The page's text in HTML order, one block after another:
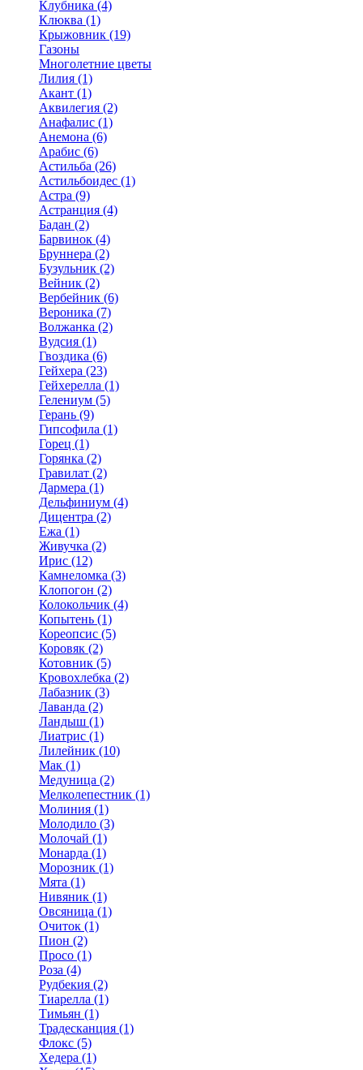
Клубника (4)
Клюква (1)
Крыжовник (19)
Газоны
Многолетние цветы
Лилия (1)
Акант (1)
Аквилегия (2)
Анафалис (1)
Анемона (6)
Арабис (6)
Астильба (26)
Астильбоидес (1)
Астра (9)
Астранция (4)
Бадан (2)
Барвинок (4)
Бруннера (2)
Бузульник (2)
Вейник (2)
Вербейник (6)
Вероника (7)
Волжанка (2)
Вудсия (1)
Гвоздика (6)
Гейхера (23)
Гейхерелла (1)
Гелениум (5)
Герань (9)
Гипсофила (1)
Горец (1)
Горянка (2)
Гравилат (2)
Дармера (1)
Дельфиниум (4)
Дицентра (2)
Ежа (1)
Живучка (2)
Ирис (12)
Камнеломка (3)
Клопогон (2)
Колокольчик (4)
Копытень (1)
Кореопсис (5)
Коровяк (2)
Котовник (5)
Кровохлебка (2)
Лабазник (3)
Лаванда (2)
Ландыш (1)
Лиатрис (1)
Лилейник (10)
Мак (1)
Медуница (2)
Мелколепестник (1)
Молиния (1)
Молодило (3)
Молочай (1)
Монарда (1)
Морозник (1)
Мята (1)
Нивяник (1)
Овсяница (1)
Очиток (1)
Пион (2)
Просо (1)
Роза (4)
Рудбекия (2)
Тиарелла (1)
Тимьян (1)
Традесканция (1)
Флокс (5)
Хедера (1)